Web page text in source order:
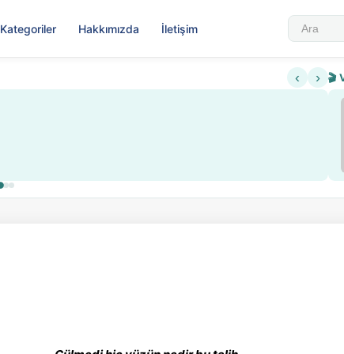
Kategoriler Hakkımızda İletişim
‹ › 🎬